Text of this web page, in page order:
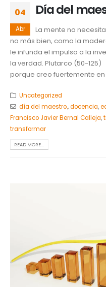
04
Abr
Día del
La mente no
no más bien, como la
le infunda el impulso a la
la verdad. Plutarco (50-
porque creo fuertemente en
Uncategorized
día del maestro.,docencia,
Francisco Javier Bernal Calleja,
transformar
READ MORE...